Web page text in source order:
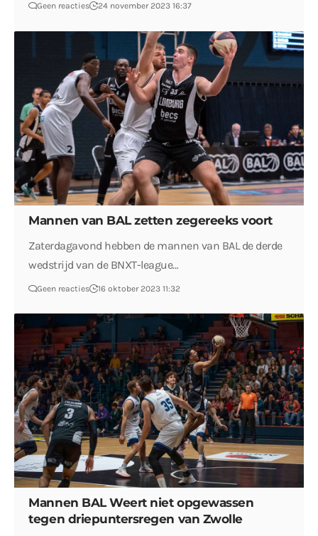
Geen reacties 24 november 2023 16:37
Mannen van BAL zetten zegereeks voort
Zaterdagavond hebben de mannen van BAL de derde
wedstrijd van de BNXT-league…
Geen reacties 16 oktober 2023 11:32
Mannen BAL Weert niet opgewassen
tegen driepuntersregen van Zwolle